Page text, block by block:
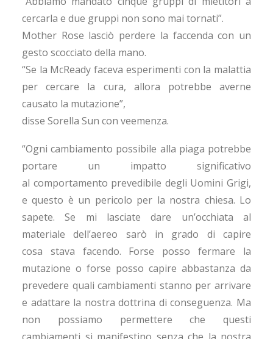
cercarla e due gruppi non sono mai tornati”.
Mother Rose lasciò perdere la faccenda con un
gesto scocciato della mano.
“Se la McReady faceva esperimenti con la malattia
per cercare la cura, allora potrebbe averne
causato la mutazione”,
disse Sorella Sun con veemenza.
“Ogni cambiamento possibile alla piaga potrebbe
portare un impatto significativo
al comportamento prevedibile degli Uomini Grigi,
e questo è un pericolo per la nostra chiesa. Lo
sapete. Se mi lasciate dare un’occhiata al
materiale dell’aereo sarò in grado di capire
cosa stava facendo. Forse posso fermare la
mutazione o forse posso capire abbastanza da
prevedere quali cambiamenti stanno per arrivare
e adattare la nostra dottrina di conseguenza. Ma
non possiamo permettere che questi